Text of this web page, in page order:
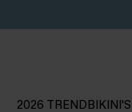
2026 TRENDBIKINI'S